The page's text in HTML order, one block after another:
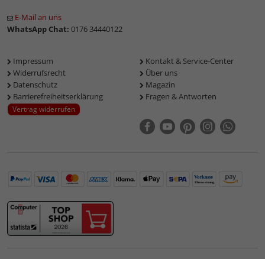
E-Mail an uns
WhatsApp Chat: 0176 34440122
Impressum
Widerrufsrecht
Datenschutz
Barrierefreiheitserklärung
Vertrag widerrufen
Kontakt & Service-Center
Über uns
Magazin
Fragen & Antworten